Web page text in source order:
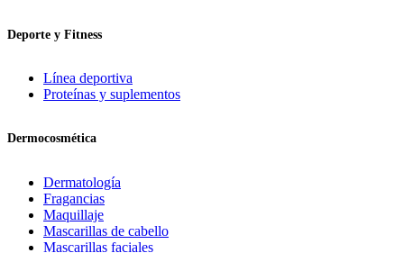
Deporte y Fitness
Línea deportiva
Proteínas y suplementos
Dermocosmética
Dermatología
Fragancias
Maquillaje
Mascarillas de cabello
Mascarillas faciales